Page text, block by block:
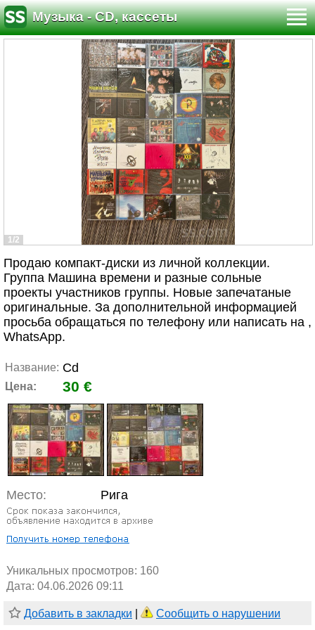
Музыка - CD, кассеты
1/2
Продаю компакт-диски из личной коллекции.
Группа Машина времени и разные сольные
проекты участников группы. Новые запечатаные
оригинальные. За дополнительной информацией
просьба обращаться по телефону или написать на ,
WhatsApp.
Название: Cd
Цена: 30 €
Место: Рига
Уникальных просмотров: 160
Дата: 04.06.2026 09:11
Добавить в закладки Сообщить о нарушении